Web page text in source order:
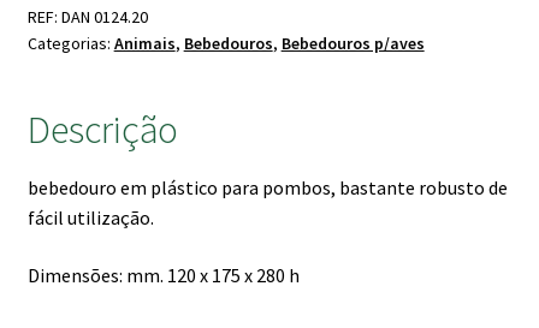
4.40 €.3.90 €.
REF: DAN 0124.20
Categorias: Animais, Bebedouros, Bebedouros p/aves
Descrição
bebedouro em plástico para pombos, bastante robusto de
fácil utilização.
Dimensões: mm. 120 x 175 x 280 h